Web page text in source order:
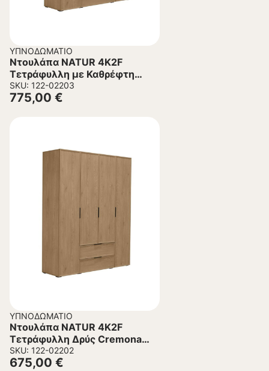
ΥΠΝΟΔΩΜΆΤΙΟ
Ντουλάπα NATUR 4K2F
Τετράφυλλη με Καθρέφτη
Δρύς Cremona 180.5x53x220
εκ.
SKU: 122-02203
775,00 €
ΥΠΝΟΔΩΜΆΤΙΟ
Ντουλάπα NATUR 4K2F
Τετράφυλλη Δρύς Cremona
180.5x53x220 εκ.
SKU: 122-02202
675,00 €